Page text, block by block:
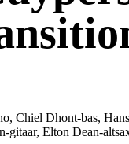
Chiel Dhont-bas,
gitaar, Elton Dean-